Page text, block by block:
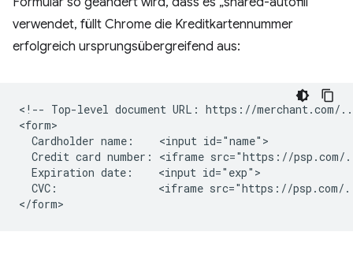
verwendet, füllt Chrome die Kreditkartennummer
erfolgreich ursprungsübergreifend aus:
<!-- Top-level document URL: https://
<form>
  Cardholder name:    <input id="name">
Credit card number: <iframe src="https://
  Expiration date:    <input id="exp">
CVC:                <iframe src="https://